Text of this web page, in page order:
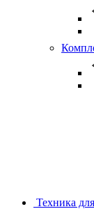
Техника